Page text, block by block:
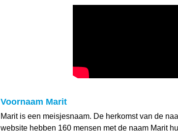
Voornaam Marit
Marit is een meisjesnaam. De herkomst van de
website hebben 160 mensen met de naam Marit